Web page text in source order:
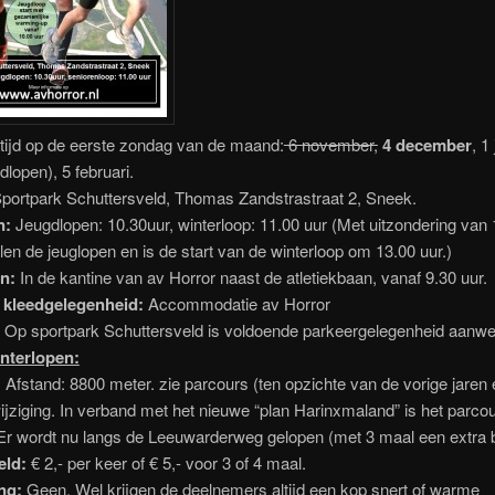
op de eerste zondag van de maand:6 november,4 december, 1
5 februari.
Schuttersveld, Thomas Zandstrastraat 2, Sneek.
Jeugdlopen: 10.30uur, winterloop: 11.00 uur (Met uitzondering van
de jeuglopen en is de start van de winterloop om 13.00 uur.)
In de kantine van av Horror naast de atletiekbaan, vanaf 9.30 uur.
Accommodatie av Horror
Op sportpark Schuttersveld is voldoende parkeergelegenheid
Afstand: 8800 meter. zie parcours (ten opzichte van de vorige jaren
In verband met het nieuwe “plan Harinxmaland” is het
wordt nu langs de Leeuwarderweg gelopen (met 3 maal een extra
€ 2,- per keer of € 5,- voor 3 of 4 maal.
Geen. Wel krijgen de deelnemers altijd een kop snert of warme